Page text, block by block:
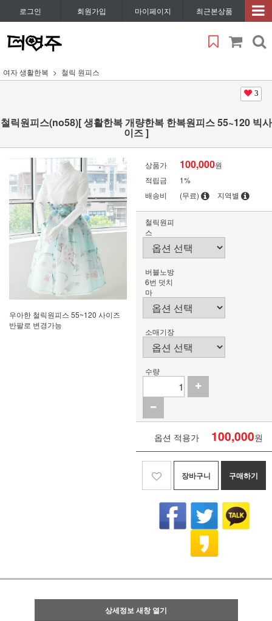
로그인 회원가입 마이페이지 최근본상품
여자 생활한복 철릭 원피스
3
철릭원피스(no58)[ 생활한복 개량한복 한복원피스 55~120 빅사
이즈 ]
우아한 철릭원피스 55~120 사이즈
반팔로 변경가능
상품가 100,000원
적립금
1%
배송비
(무료) 지역별
철릭원피
스
버블노방
6번 덧치
마
소매기장
수량
옵션 적용가 100,000원
장바구니 구매하기
상세정보 새창 열기